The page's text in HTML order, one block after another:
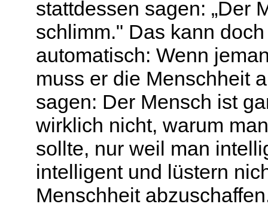
stattdessen sagen: „Der
schlimm." Das kann
automatisch: Wenn
muss er die Menschheit
sagen: Der Mensch ist
wirklich nicht, warum
sollte, nur weil man
intelligent und lüstern
Menschheit